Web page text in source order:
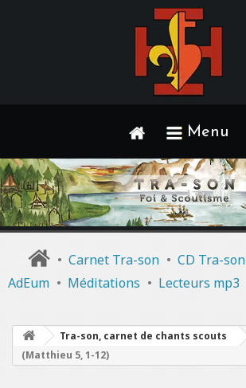
Menu
• Carnet Tra-son • CD Tra-son
AdEum • Méditations • Lecteurs mp3
Tra-son, carnet de chants scouts
(Matthieu 5, 1-12)